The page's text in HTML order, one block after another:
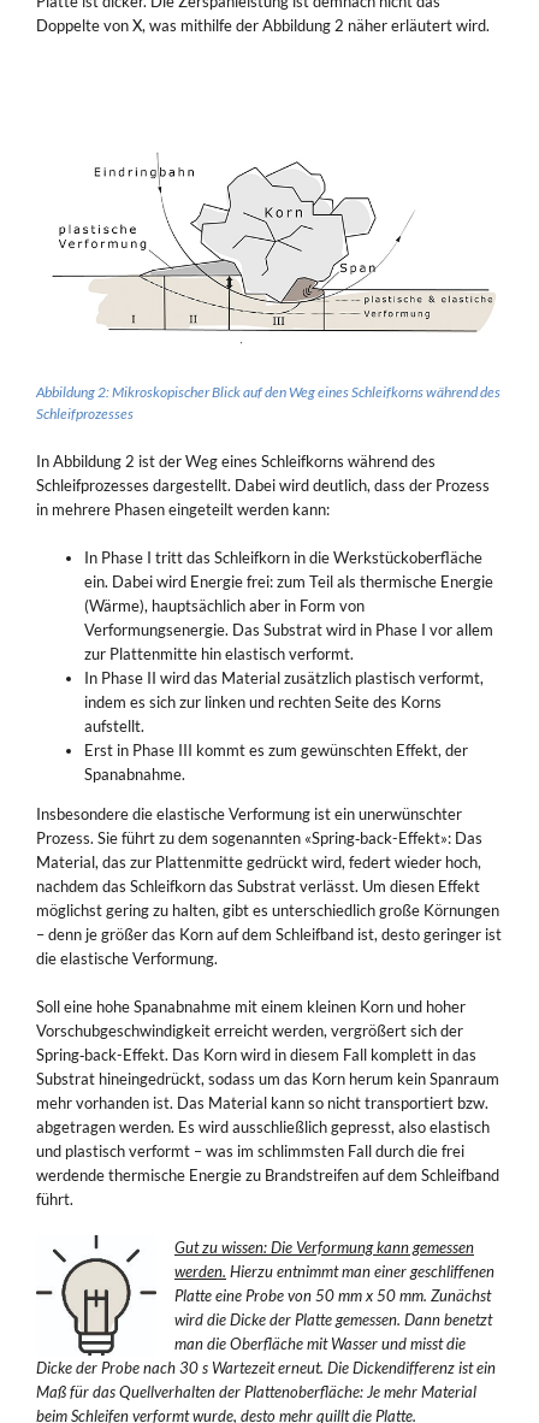
Doppelte von X, was mithilfe der Abbildung 2 näher erläutert wird.
Abbildung 2: Mikroskopischer Blick auf den Weg eines Schleifkorns während des
Schleifprozesses
In Abbildung 2 ist der Weg eines Schleifkorns während des
Schleifprozesses dargestellt. Dabei wird deutlich, dass der Prozess
in mehrere Phasen eingeteilt werden kann:
In Phase I tritt das Schleifkorn in die Werkstückoberfläche
ein. Dabei wird Energie frei: zum Teil als thermische Energie
(Wärme), hauptsächlich aber in Form von
Verformungsenergie. Das Substrat wird in Phase I vor allem
zur Plattenmitte hin elastisch verformt.
In Phase II wird das Material zusätzlich plastisch verformt,
indem es sich zur linken und rechten Seite des Korns
aufstellt.
Erst in Phase III kommt es zum gewünschten Effekt, der
Spanabnahme.
Insbesondere die elastische Verformung ist ein unerwünschter
Prozess. Sie führt zu dem sogenannten «Spring‑back-Effekt»: Das
Material, das zur Plattenmitte gedrückt wird, federt wieder hoch,
nachdem das Schleifkorn das Substrat verlässt. Um diesen Effekt
möglichst gering zu halten, gibt es unterschiedlich große Körnungen
– denn je größer das Korn auf dem Schleifband ist, desto geringer ist
die elastische Verformung.
Soll eine hohe Spanabnahme mit einem kleinen Korn und hoher
Vorschubgeschwindigkeit erreicht werden, vergrößert sich der
Spring‑back-Effekt. Das Korn wird in diesem Fall komplett in das
Substrat hineingedrückt, sodass um das Korn herum kein Spanraum
mehr vorhanden ist. Das Material kann so nicht transportiert bzw.
abgetragen werden. Es wird ausschließlich gepresst, also elastisch
und plastisch verformt – was im schlimmsten Fall durch die frei
werdende thermische Energie zu Brandstreifen auf dem Schleifband
führt.
Gut zu wissen: Die Verformung kann gemessen
werden. Hierzu entnimmt man einer geschliffenen
Platte eine Probe von 50 mm x 50 mm. Zunächst
wird die Dicke der Platte gemessen. Dann benetzt
man die Oberfläche mit Wasser und misst die
Dicke der Probe nach 30 s Wartezeit erneut. Die Dickendifferenz ist ein
Maß für das Quellverhalten der Plattenoberfläche: Je mehr Material
beim Schleifen verformt wurde, desto mehr quillt die Platte.